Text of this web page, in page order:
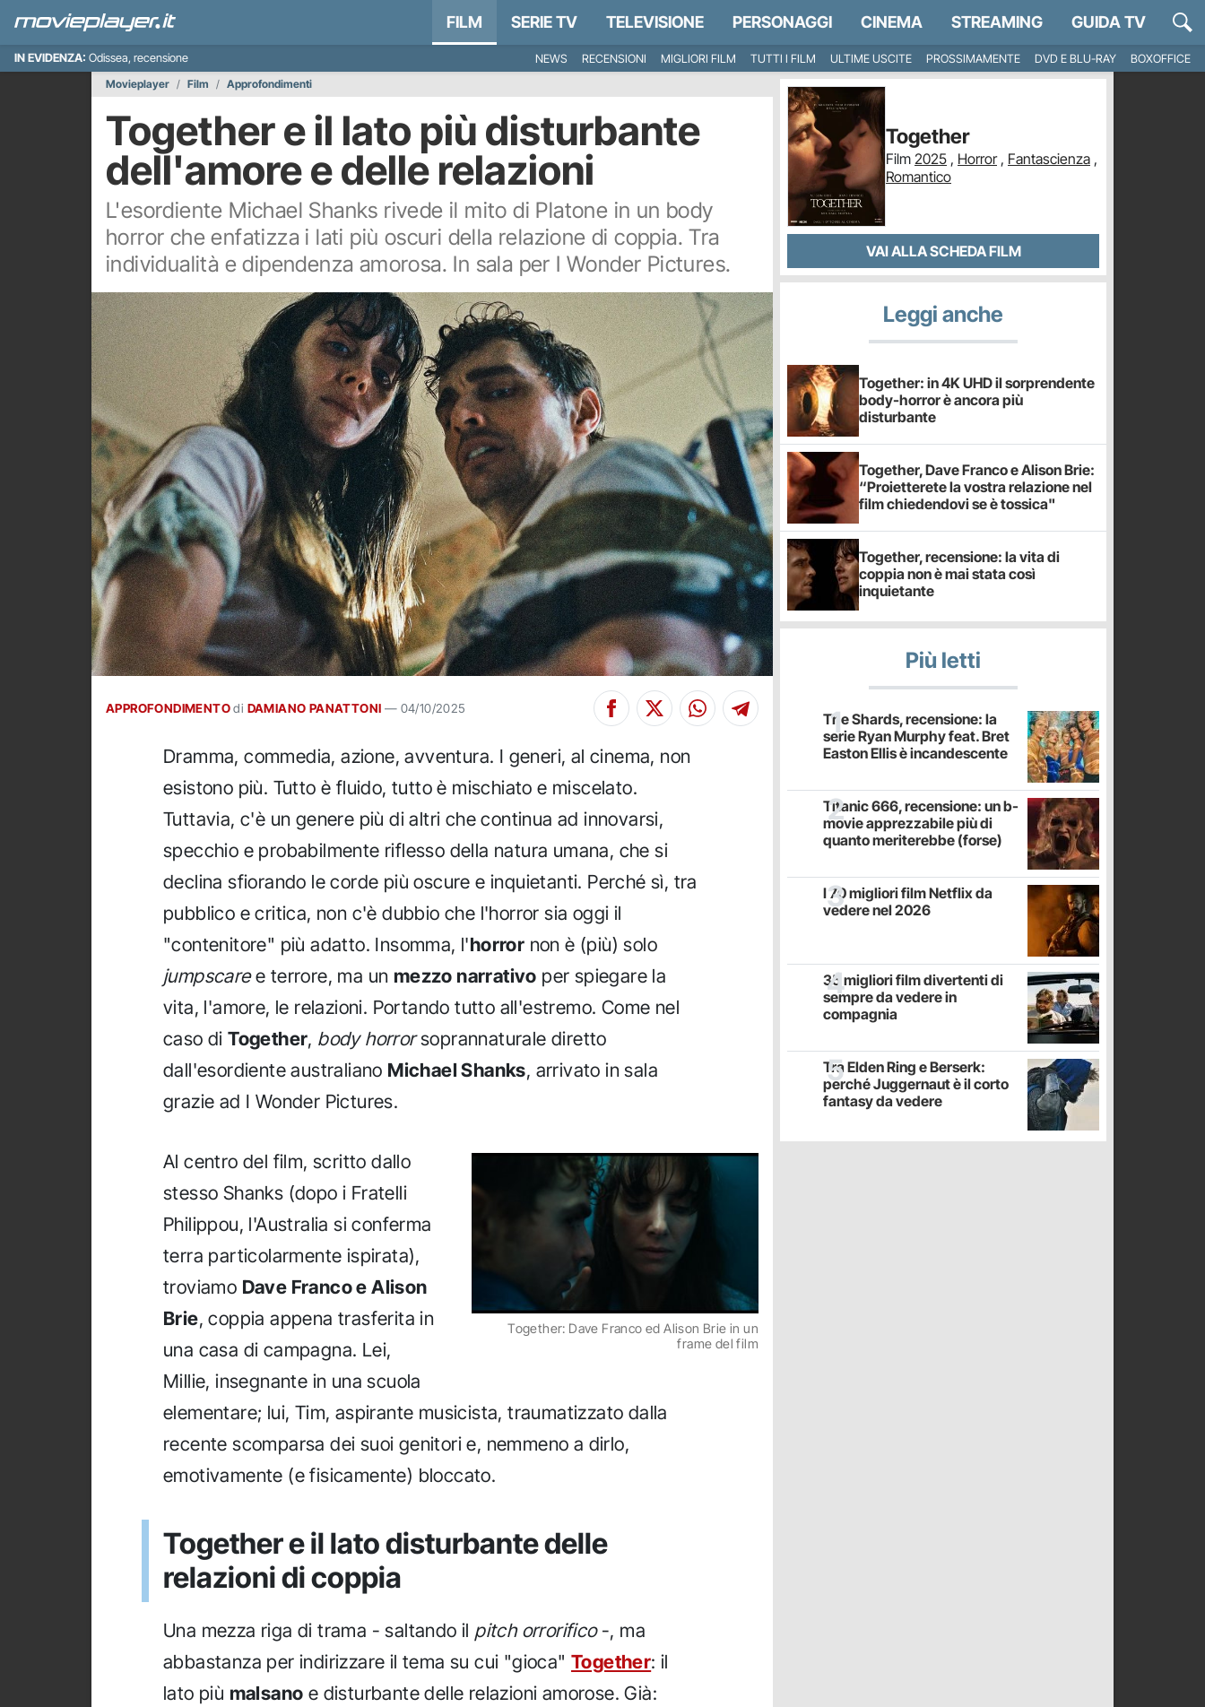
FILM SERIE TV TELEVISIONE PERSONAGGI CINEMA STREAMING GUIDA TV
IN EVIDENZA: Odissea, recensione NEWS RECENSIONI MIGLIORI FILM TUTTI I FILM ULTIME USCITE PROSSIMAMENTE DVD E BLU-RAY
BOXOFFICE
Movieplayer
Film Approfondimenti
Together e il lato più disturbante
dell'amore e delle relazioni
L'esordiente Michael Shanks rivede il mito di Platone in un body
horror che enfatizza i lati più oscuri della relazione di coppia. Tra
individualità e dipendenza amorosa. In sala per I Wonder Pictures.
APPROFONDIMENTO di DAMIANO PANATTONI — 04/10/2025
Dramma, commedia, azione, avventura. I generi, al cinema, non
esistono più. Tutto è fluido, tutto è mischiato e miscelato.
Tuttavia, c'è un genere più di altri che continua ad innovarsi,
specchio e probabilmente riflesso della natura umana, che si
declina sfiorando le corde più oscure e inquietanti. Perché sì, tra
pubblico e critica, non c'è dubbio che l'horror sia oggi il
"contenitore" più adatto. Insomma, l'horror non è (più) solo
jumpscaree terrore, ma un mezzo narrativo per spiegare la
vita, l'amore, le relazioni. Portando tutto all'estremo. Come nel
caso diTogether, body horrorsoprannaturale diretto
dall'esordiente australiano Michael Shanks, arrivato in sala
grazie ad I Wonder Pictures.
Together: Dave Franco ed Alison Brie in un
frame del film
Al centro del film, scritto dallo
stesso Shanks (dopo i Fratelli
Philippou, l'Australia si conferma
terra particolarmente ispirata),
troviamo Dave Franco e Alison
Brie, coppia appena trasferita in
una casa di campagna. Lei,
Millie, insegnante in una scuola
elementare; lui, Tim, aspirante musicista, traumatizzato dalla
recente scomparsa dei suoi genitori e, nemmeno a dirlo,
emotivamente (e fisicamente) bloccato.
Together e il lato disturbante delle
relazioni di coppia
Una mezza riga di trama - saltando il pitch orrorifico-, ma
abbastanza per indirizzare il tema su cui "gioca" Together: il
lato più malsano e disturbante delle relazioni amorose. Già:
Together
Film 2025 , Horror, Fantascienza ,
Romantico
VAI ALLA SCHEDA FILM
Leggi anche
Together: in 4K UHD il sorprendente
body-horror è ancora più
disturbante
Together, Dave Franco e Alison Brie:
“Proietterete la vostra relazione nel
film chiedendovi se è tossica"
Together, recensione: la vita di
coppia non è mai stata così
inquietante
Più letti
The Shards, recensione: la
serie Ryan Murphy feat. Bret
Easton Ellis è incandescente
Titanic 666, recensione: un b-
movie apprezzabile più di
quanto meriterebbe (forse)
I 70 migliori film Netflix da
vedere nel 2026
35 migliori film divertenti di
sempre da vedere in
compagnia
Tra Elden Ring e Berserk:
perché Juggernaut è il corto
fantasy da vedere